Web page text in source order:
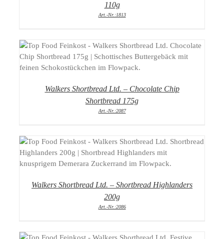
110g
Art.-Nr.:1813
DETAILS
Walkers Shortbread Ltd. – Chocolate Chip
Shortbread 175g
Art.-Nr.:2087
DETAILS
Walkers Shortbread Ltd. – Shortbread Highlanders
200g
Art.-Nr.:2086